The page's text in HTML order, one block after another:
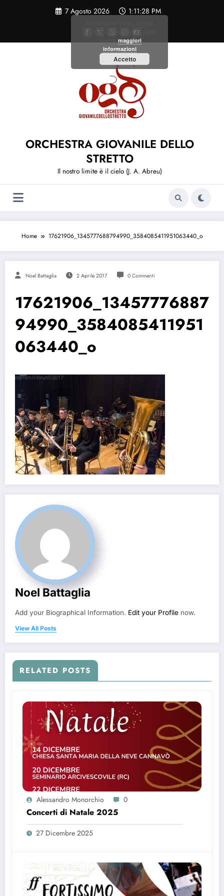
7 Agosto 2026 1:11:28 PM
ORCHESTRA GIOVANILE DELLO
STRETTO
Il nostro limite è il cielo (J. A. Abreu)
Home 17621906_1345777688794990_3584085411951063440_o
Noel Battaglia 2 Aprile 2017 0 Commenti
17621906_13457776887
94990_3584085411951
063440_o
Noel Battaglia
Add your Biographical Information. Edit your Profile now.
View All Posts
RELATED POSTS
Alessandro Monorchio 0
Concerti di Natale 2025
27 Dicembre 2025
l'utilizzo dei cookie da parte
maggiori
informazioni
Accetto